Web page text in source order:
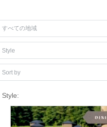
Style: